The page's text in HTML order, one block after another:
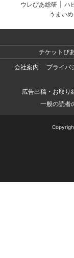
ウレぴあ総研 ハ
うまい
チケットぴ
会社案内
プライバ
広告出稿・お取り
一般の読者